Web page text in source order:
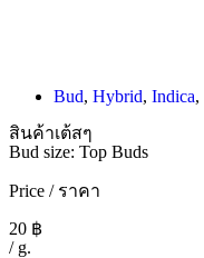
Bud, Hybrid, Indica,
สินค้าเต้สๆ
Bud size: Top Buds
Price / ราคา
20 ฿
/ g.